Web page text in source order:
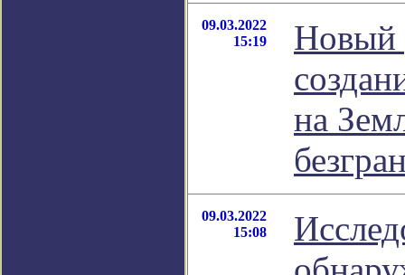
09.03.2022
15:19
Новый
на
09.03.2022
15:08